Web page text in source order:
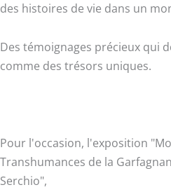
des histoires de vie dans un
Des témoignages précieux qui
comme des trésors uniques.
Pour l'occasion, l'exposition
Transhumances de la
Serchio",